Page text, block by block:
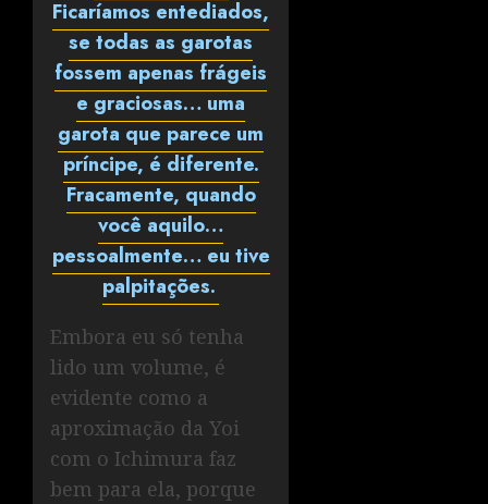
Ficaríamos entediados,
se todas as garotas
fossem apenas frágeis
e graciosas… uma
garota que parece um
príncipe, é diferente.
Fracamente, quando
você aquilo…
pessoalmente… eu tive
palpitações.
Embora eu só tenha
lido um volume, é
evidente como a
aproximação da Yoi
com o Ichimura faz
bem para ela, porque